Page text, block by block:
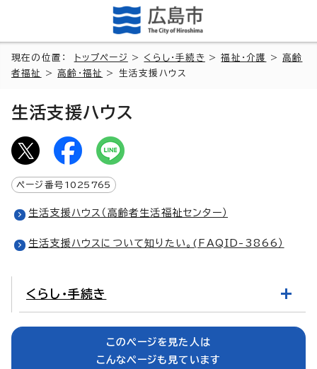
現在の位置： トップページ > くらし・手続き >福祉・介護 >高齢
者福祉
>高齢・福祉 > 生活支援ハウス
生活支援ハウス
ページ番号 1025765
生活支援ハウス（高齢者生活福祉センター）
生活支援ハウスについて知りたい。(FAQID-3866）
くらし・手続き
このページを見た人は
こんなページも見ています